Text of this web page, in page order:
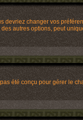
devriez changer vos
autres options, peut
été conçu pour gérer le